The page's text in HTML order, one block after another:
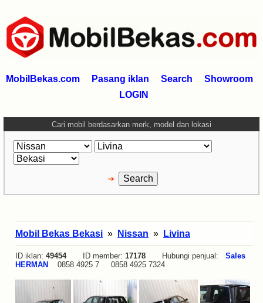
MobilBekas.com Pasang iklan Search
Showroom
LOGIN
Cari mobil berdasarkan merk, model dan lokasi
Mobil Bekas Bekasi » Nissan » Livina
ID iklan: 49454ID member: 17178 Hubungi penjual: Sales
HERMAN
0858 4925 7 0858 4925 7324